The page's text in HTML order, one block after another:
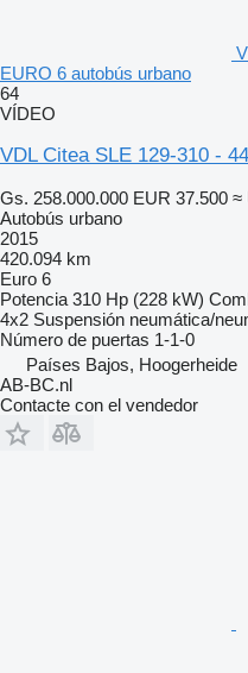
EURO 6 autobús urbano
64
VÍDEO
VDL Citea SLE 129-310 -
Gs. 258.000.000 EUR 37.500 ≈
Autobús urbano
2015
420.094 km
Euro 6
Potencia 310 Hp (228 kW)
4x2 Suspensión neumática/
Número de puertas 1-1-0
Países Bajos, Hoogerheide
AB-BC.nl
Contacte con el vendedor